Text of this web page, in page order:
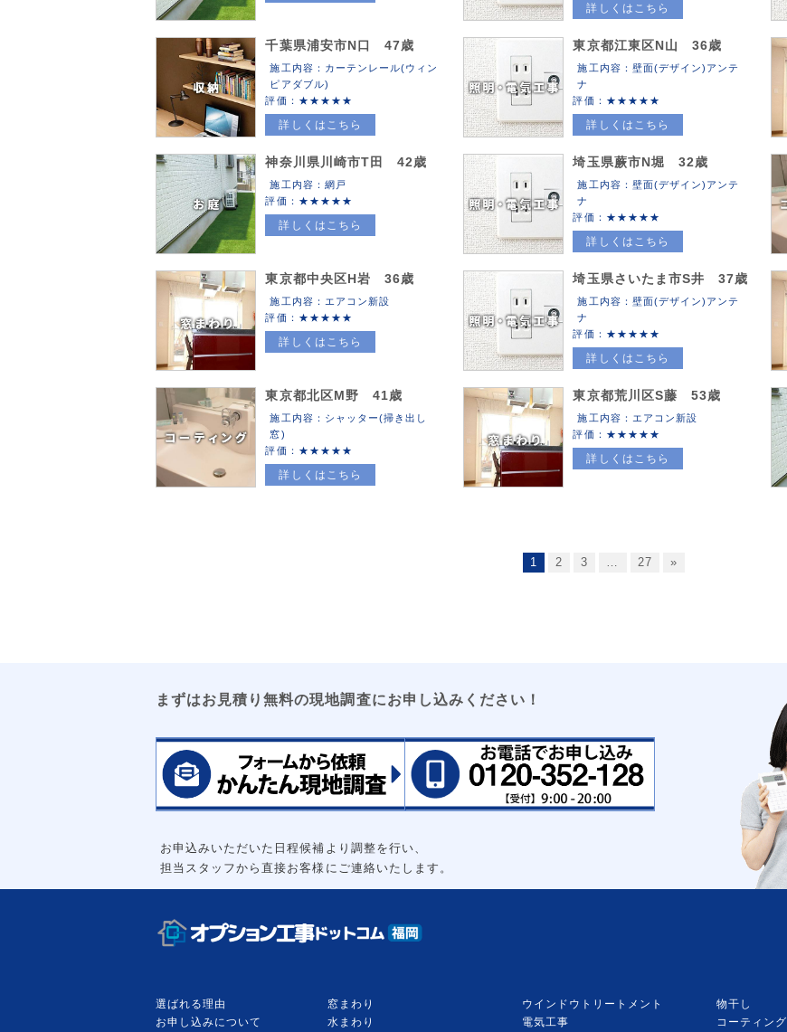
詳しくはこちら
千葉県浦安市N口 47歳
施工内容：カーテンレール(ウィン
ピアダブル)
評価：
詳しくはこちら
東京都江東区N山 36歳
施工内容：壁面(デザイン)アンテ
ナ
評価：
詳しくはこちら
神奈川県川崎市T田 42歳
施工内容：網戸
評価：
詳しくはこちら
埼玉県蕨市N堀 32歳
施工内容：壁面(デザイン)アンテ
ナ
評価：
詳しくはこちら
東京都中央区H岩 36歳
施工内容：エアコン新設
評価：
詳しくはこちら
埼玉県さいたま市S井 37歳
施工内容：壁面(デザイン)アンテ
ナ
評価：
詳しくはこちら
東京都北区M野 41歳
施工内容：シャッター(掃き出し
窓)
評価：
詳しくはこちら
東京都荒川区S藤 53歳
施工内容：エアコン新設
評価：
詳しくはこちら
1 2 3 27 »
まずはお見積り無料の現地調査にお申し込みください！
お申込みいただいた日程候補より調整を行い、
担当スタッフから直接お客様にご連絡いたします。
選ばれる理由
お申し込みについて
窓まわり ウインドウトリートメント
物干し
水まわり
電気工事 コーティング